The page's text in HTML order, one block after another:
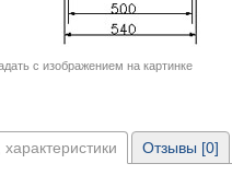
с изображением на картинке
Отзывы [0]